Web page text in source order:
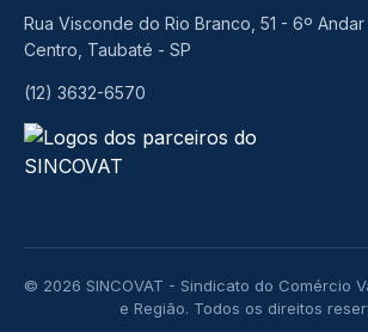
Rua Visconde do Rio Branco, 51 - 6º Andar
Centro, Taubaté - SP
(12) 3632-6570
© 2026 SINCOVAT - Sindicato do Comércio
e Região. Todos os direitos